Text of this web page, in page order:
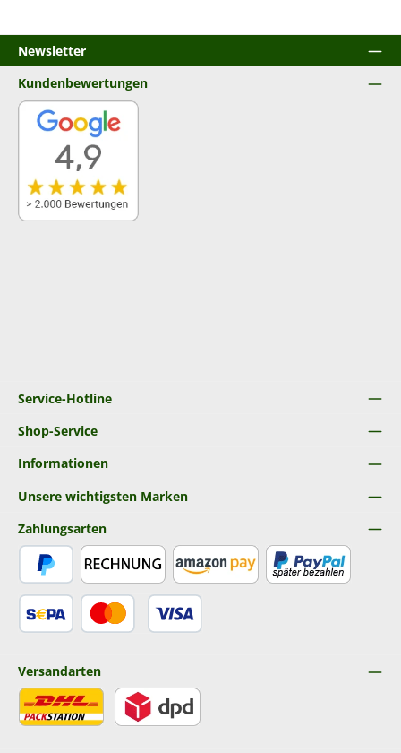
Newsletter
Service-Hotline
Shop-Service
Informationen
Unsere wichtigsten Marken
Kundenbewertungen
Zahlungsarten
Versandarten